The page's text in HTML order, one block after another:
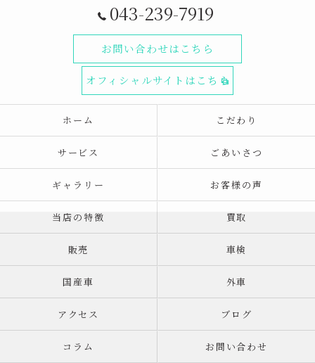
043-239-7919
お問い合わせはこちら
オフィシャルサイトはこちら
ホーム こだわり
サービス ごあいさつ
ギャラリー お客様の声
当店の特徴 買取
販売 車検
国産車 外車
アクセス ブログ
コラム お問い合わせ